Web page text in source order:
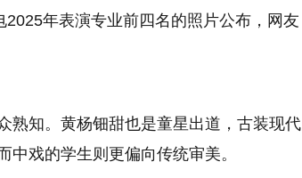
2025年表演专业前四名的照片公布，网友
熟知。黄杨钿甜也是童星出道，古装现代
戏的学生则更偏向传统审美。